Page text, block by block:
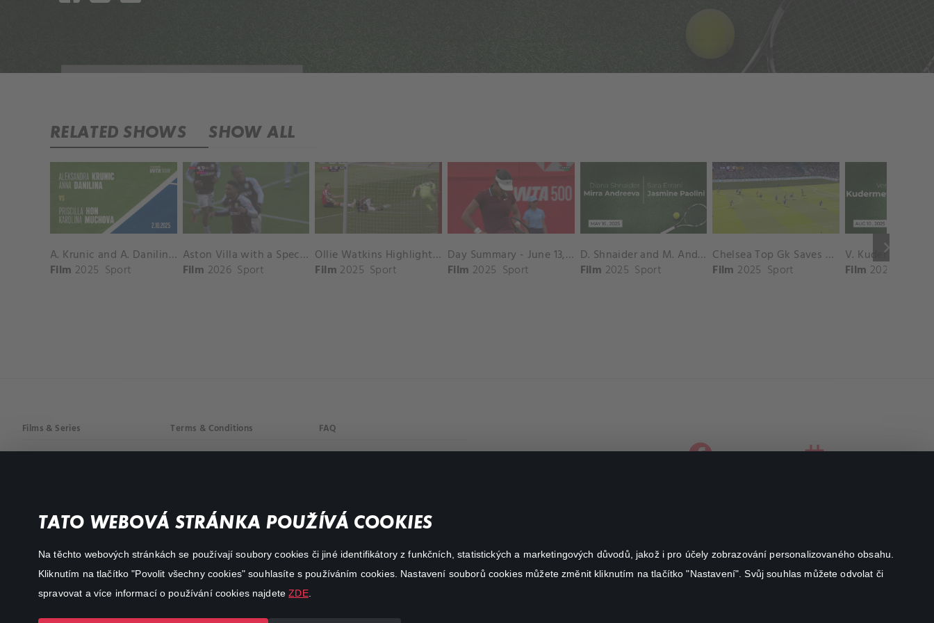
TATO WEBOVÁ STRÁNKA POUŽÍVÁ COOKIES
Na těchto webových stránkách se používají soubory cookies či jiné identifikátory z funkčních, statistických a marketingových důvodů, jakož i pro účely zobrazování personalizovaného obsahu.
Kliknutím na tlačítko "Povolit všechny cookies" souhlasíte s používáním cookies. Nastavení souborů cookies můžete změnit kliknutím na tlačítko "Nastavení". Svůj souhlas můžete odvolat či
spravovat a více informací o používání cookies najdeteZDE.
RELATED SHOWS SHOW ALL
keyboard_arrow_right
A. Krunic and A. Danilina vs. P. Hon and K. Muchova Match Highlights - BEIJING_Capital Group Diamond ( October 02, 2025)
Film 2025 Sport
Aston Villa with a Spectacular Goal vs. Nottingham Forest
Film 2026 Sport
Ollie Watkins Highlights vs. Southampton
Film 2025 Sport
Day Summary - June 13, 2025
Film 2025 Sport
D. Shnaider and M. Andreeva vs. S. Errani and J. Paolini Match Highlights - ROME_Campo Centrale ( May 16, 2025)
Film 2025 Sport
Chelsea Top Gk Saves vs. Crystal Palace
Film 2025 Sport Film 2025
Films & Series
Action
Terms & Conditions FAQ
facebookinstagram
Canal+ Luxembourg S. à r.l. se sídlem Rue Albert Borschette 4,